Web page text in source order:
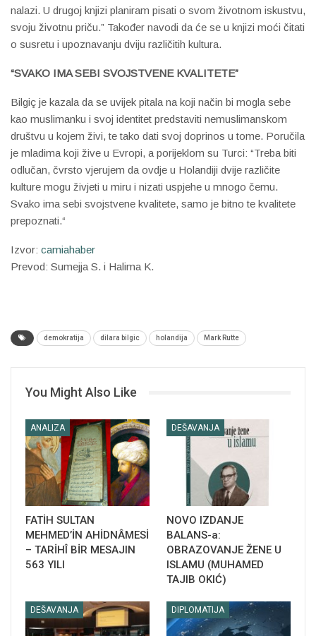
nalazi. U drugoj knjizi planiram pisati o svom životnom iskustvu,
svoju životnu priču.” Također navodi da će se u knjizi moći čitati
o susretu i upoznavanju dviju različitih kultura.
“SVAKO IMA SEBI SVOJSTVENE KVALITETE”
Bilgiç je kazala da se uvijek pitala na koji način bi mogla sebe
kao muslimanku i svoj identitet predstaviti nemuslimanskom
društvu u kojem živi, te tako dati svoj doprinos u tome. Poručila
je mladima koji žive u Evropi, a porijeklom su Turci: “Treba biti
odlučan, čvrsto vjerujem da ovdje u Holandiji dvije različite
kulture mogu živjeti u miru i nizati uspjehe u mnogo čemu.
Svako ima sebi svojstvene kvalitete, samo je bitno te kvalitete
prepoznati.“
Izvor: camiahaber
Prevod: Sumejja S. i Halima K.
demokratija dilara bilgic holandija Mark Rutte
You Might Also Like
ANALIZA
FATİH SULTAN
MEHMED’İN AHİDNÂMESİ
– TARİHÎ BİR MESAJIN
563 YILI
DEŠAVANJA
NOVO IZDANJE
BALANS-a:
OBRAZOVANJE ŽENE U
ISLAMU (MUHAMED
TAJIB OKIĆ)
DEŠAVANJA DIPLOMATIJA